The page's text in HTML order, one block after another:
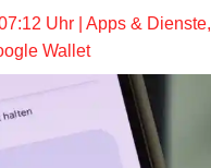
Uhr Apps & Dienste,
Wallet